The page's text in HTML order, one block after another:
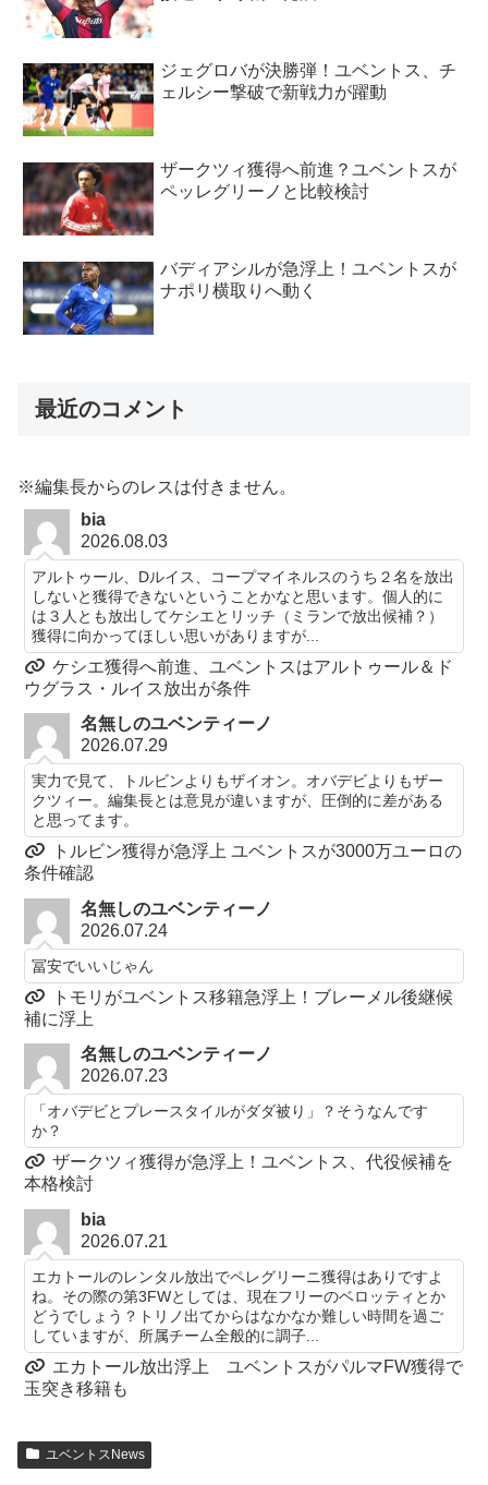
ジェグロバが決勝弾！ユベントス、チ
ェルシー撃破で新戦力が躍動
ザークツィ獲得へ前進？ユベントスが
ペッレグリーノと比較検討
バディアシルが急浮上！ユベントスが
ナポリ横取りへ動く
最近のコメント
※編集長からのレスは付きません。
bia
2026.08.03
アルトゥール、Dルイス、コープマイネルスのうち２名を放出
しないと獲得できないということかなと思います。個人的に
は３人とも放出してケシエとリッチ（ミランで放出候補？）
獲得に向かってほしい思いがありますが...
ケシエ獲得へ前進、ユベントスはアルトゥール＆ド
ウグラス・ルイス放出が条件
名無しのユベンティーノ
2026.07.29
実力で見て、トルビンよりもザイオン。オバデビよりもザー
クツィー。編集長とは意見が違いますが、圧倒的に差がある
と思ってます。
トルビン獲得が急浮上 ユベントスが3000万ユーロの
条件確認
名無しのユベンティーノ
2026.07.24
冨安でいいじゃん
トモリがユベントス移籍急浮上！ブレーメル後継候
補に浮上
名無しのユベンティーノ
2026.07.23
「オバデビとプレースタイルがダダ被り」？そうなんです
か？
ザークツィ獲得が急浮上！ユベントス、代役候補を
本格検討
bia
2026.07.21
エカトールのレンタル放出でペレグリーニ獲得はありですよ
ね。その際の第3FWとしては、現在フリーのベロッティとか
どうでしょう？トリノ出てからはなかなか難しい時間を過ご
していますが、所属チーム全般的に調子...
エカトール放出浮上 ユベントスがパルマFW獲得で
玉突き移籍も
ユベントスNews